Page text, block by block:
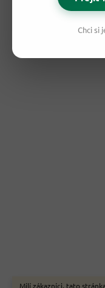
Milí zákazníci, tato